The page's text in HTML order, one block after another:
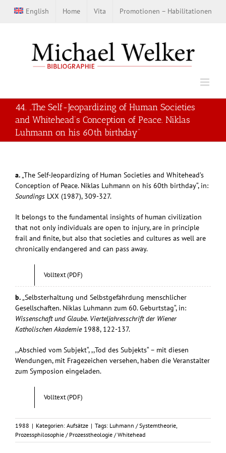
Inhalt
English Home Vita Promotionen – Habilitationen
44. „The Self-Jeopardizing of Human Societies
and Whitehead’s Conception of Peace. Niklas
Luhmann on his 60th birthday“
a.„The Self-Jeopardizing of Human Societies and Whitehead’s
Conception of Peace. Niklas Luhmann on his 60th birthday“, in:
Soundings LXX (1987), 309-327.
It belongs to the fundamental insights of human civilization
that not only individuals are open to injury, are in principle
frail and finite, but also that societies and cultures as well are
chronically endangered and can pass away.
Volltext (PDF)
b.„Selbsterhaltung und Selbstgefährdung menschlicher
Gesellschaften. Niklas Luhmann zum 60. Geburtstag“, in:
Wissenschaft und Glaube. Vierteljahresschrift der Wiener
Katholischen Akademie1988, 122-137.
,,Abschied vom Subjekt“, ,,Tod des Subjekts“ – mit diesen
Wendungen, mit Fragezeichen versehen, haben die Veranstalter
zum Symposion eingeladen.
Volltext (PDF)
1988 | Kategorien: Aufsätze | Tags: Luhmann / Systemtheorie,
Prozessphilosophie / Prozesstheologie / Whitehead